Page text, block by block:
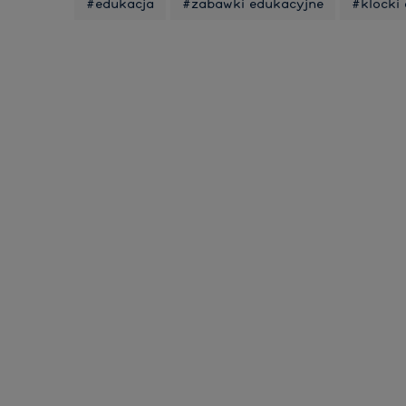
#edukacja #zabawki edukacyjne #klocki